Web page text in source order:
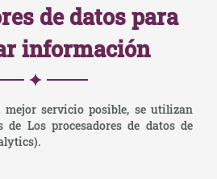
de datos para
información
servicio posible, se utilizan
de Los procesadores de datos de